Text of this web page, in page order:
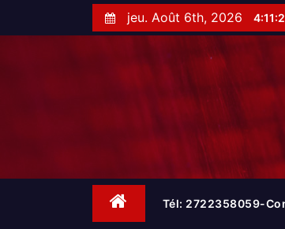
t
jeu. Août 6th, 2026
Tél: 2722358059-